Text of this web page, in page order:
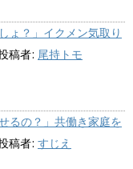
ょ？」イクメン気取り
稿者: 尾持トモ
るの？」共働き家庭を
稿者: すじえ